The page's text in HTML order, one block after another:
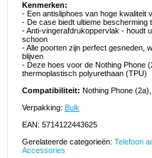
Kenmerken:
- Een antisliphoes van hoge kwaliteit
- De case biedt ultieme bescherming
- Anti-vingerafdrukoppervlak - houdt
schoon
- Alle poorten zijn perfect gesneden,
blijven
- Deze hoes voor de Nothing Phone
thermoplastisch polyurethaan (TPU)
Compatibiliteit: Nothing Phone
Verpakking: Bulk
EAN: 5714122443625
Gerelateerde categorieën: Telefoon
Accessories